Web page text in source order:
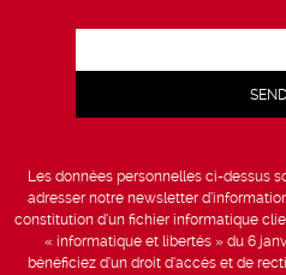
Les données personnelles ci-dessus
adresser notre newsletter
constitution d’un fichier informatique
« informatique et libertés » du 6
bénéficiez d’un droit d’accès et de